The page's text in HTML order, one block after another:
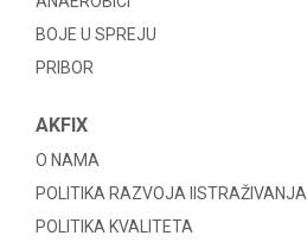
BOJE U SPREJU
PRIBOR
AKFIX
O NAMA
POLITIKA RAZVOJA IISTRAŽIVANJA
POLITIKA KVALITETA